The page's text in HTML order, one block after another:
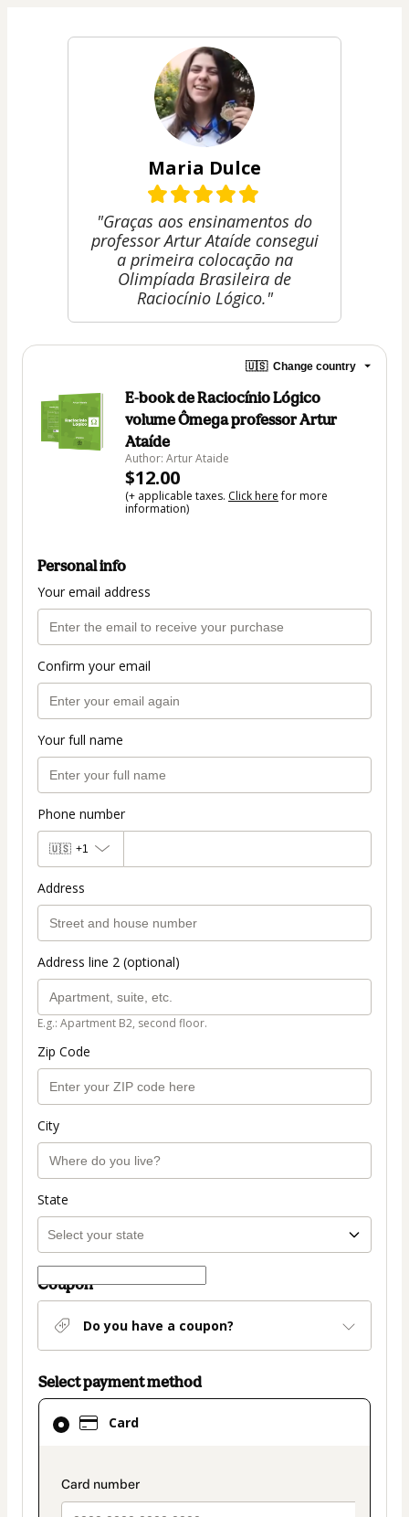
Maria Dulce
"Graças aos ensinamentos do
professor Artur Ataíde consegui
a primeira colocação na
Olimpíada Brasileira de
Raciocínio Lógico."
🇺🇸 Change country
E-book de Raciocínio Lógico
volume Ômega professor Artur
Ataíde
Author: Artur Ataide
$12.00
(+ applicable taxes. Click herefor more
information)
Personal info
Your email address
Confirm your email
Your full name
Phone number
🇺🇸 +1
Address
Address line 2 (optional)
E.g.: Apartment B2, second floor.
Zip Code
City
State
Coupon
Do you have a coupon?
Select payment method
Card
payment_data.section_title_v2
Card
selected
method